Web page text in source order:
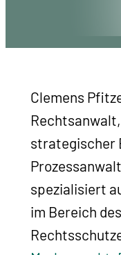
Clemens
strategischer
spezialisiert
im Bereich